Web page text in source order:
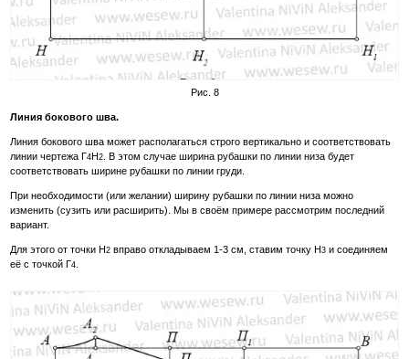
Рис. 8
Линия бокового шва.
Линия бокового шва может располагаться строго вертикально и соответствовать
линии чертежа Г4Н2 . В этом случае ширина рубашки по линии низа будет
соответствовать ширине рубашки по линии груди.
При необходимости (или желании) ширину рубашки по линии низа можно
изменить (сузить или расширить). Мы в своём примере рассмотрим последний
вариант.
Для этого от точки Н2 вправо откладываем 1-3 см, ставим точку Н3 и соединяем
её с точкой Г4